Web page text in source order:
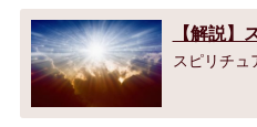
【解説】
スピリチュ